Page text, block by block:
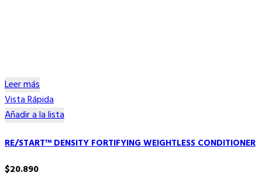
Leer más
Vista Rápida
Añadir a la lista
RE/START™ DENSITY FORTIFYING WEIGHTLESS CONDITIONER
$20.890